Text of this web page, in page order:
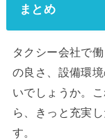
まとめ
タクシー会社で
の良さ、設備環
いでしょうか。
ら、きっと充実
す。